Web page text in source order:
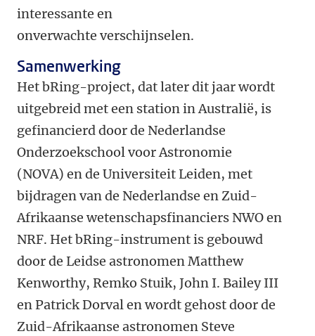
interessante en
onverwachte verschijnselen.
Samenwerking
Het bRing-project, dat later dit jaar wordt
uitgebreid met een station in Australië, is
gefinancierd door de Nederlandse
Onderzoekschool voor Astronomie
(NOVA) en de Universiteit Leiden, met
bijdragen van de Nederlandse en Zuid-
Afrikaanse wetenschapsfinanciers NWO en
NRF. Het bRing-instrument is gebouwd
door de Leidse astronomen Matthew
Kenworthy, Remko Stuik, John I. Bailey III
en Patrick Dorval en wordt gehost door de
Zuid-Afrikaanse astronomen Steve